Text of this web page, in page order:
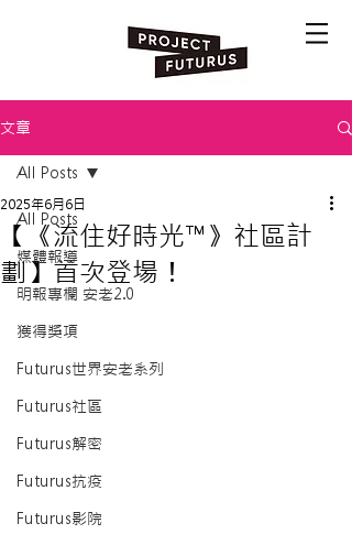
文章
All Posts
媒體報導
明報專欄 安老2.0
獲得獎項
Futurus世界安老系列
Futurus社區
Futurus解密
Futurus抗疫
Futurus影院
All Posts
【《流住好時光™️》社區計
劃】首次登場！
2025年6月6日